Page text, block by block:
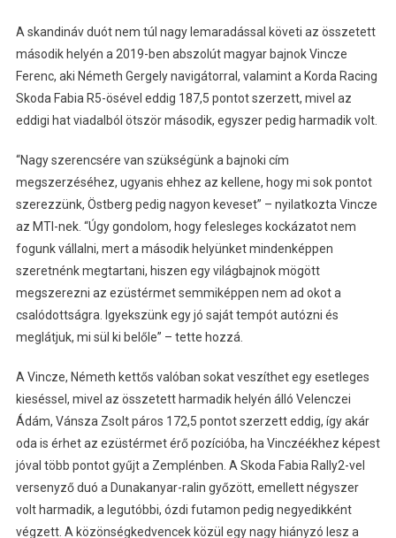
A skandináv duót nem túl nagy lemaradással követi az összetett
második helyén a 2019-ben abszolút magyar bajnok Vincze
Ferenc, aki Németh Gergely navigátorral, valamint a Korda Racing
Skoda Fabia R5-ösével eddig 187,5 pontot szerzett, mivel az
eddigi hat viadalból ötször második, egyszer pedig harmadik volt.
“Nagy szerencsére van szükségünk a bajnoki cím
megszerzéséhez, ugyanis ehhez az kellene, hogy mi sok pontot
szerezzünk, Östberg pedig nagyon keveset” – nyilatkozta Vincze
az MTI-nek. “Úgy gondolom, hogy felesleges kockázatot nem
fogunk vállalni, mert a második helyünket mindenképpen
szeretnénk megtartani, hiszen egy világbajnok mögött
megszerezni az ezüstérmet semmiképpen nem ad okot a
csalódottságra. Igyekszünk egy jó saját tempót autózni és
meglátjuk, mi sül ki belőle” – tette hozzá.
A Vincze, Németh kettős valóban sokat veszíthet egy esetleges
kieséssel, mivel az összetett harmadik helyén álló Velenczei
Ádám, Vánsza Zsolt páros 172,5 pontot szerzett eddig, így akár
oda is érhet az ezüstérmet érő pozícióba, ha Vinczéékhez képest
jóval több pontot gyűjt a Zemplénben. A Skoda Fabia Rally2-vel
versenyző duó a Dunakanyar-ralin győzött, emellett négyszer
volt harmadik, a legutóbbi, ózdi futamon pedig negyedikként
végzett. A közönségkedvencek közül egy nagy hiányzó lesz a